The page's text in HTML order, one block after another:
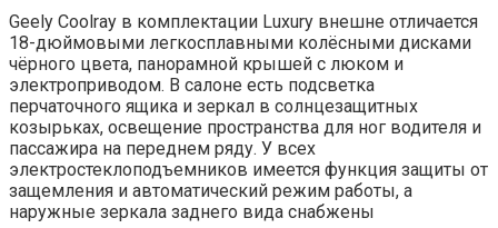
Geely Coolray в комплектации Luxury внешне отличается
18-дюймовыми легкосплавными колёсными дисками
чёрного цвета, панорамной крышей с люком и
электроприводом. В салоне есть подсветка
перчаточного ящика и зеркал в солнцезащитных
козырьках, освещение пространства для ног водителя и
пассажира на переднем ряду. У всех
электростеклоподъемников имеется функция защиты от
защемления и автоматический режим работы, а
наружные зеркала заднего вида снабжены